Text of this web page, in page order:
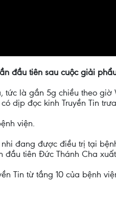
đầu tiên sau cuộc giải
là gần 5g chiều theo
dịp đọc kinh Truyền Tin
viện.
đang được điều trị tại
tiên Đức Thánh Cha
Tin từ tầng 10 của bệnh